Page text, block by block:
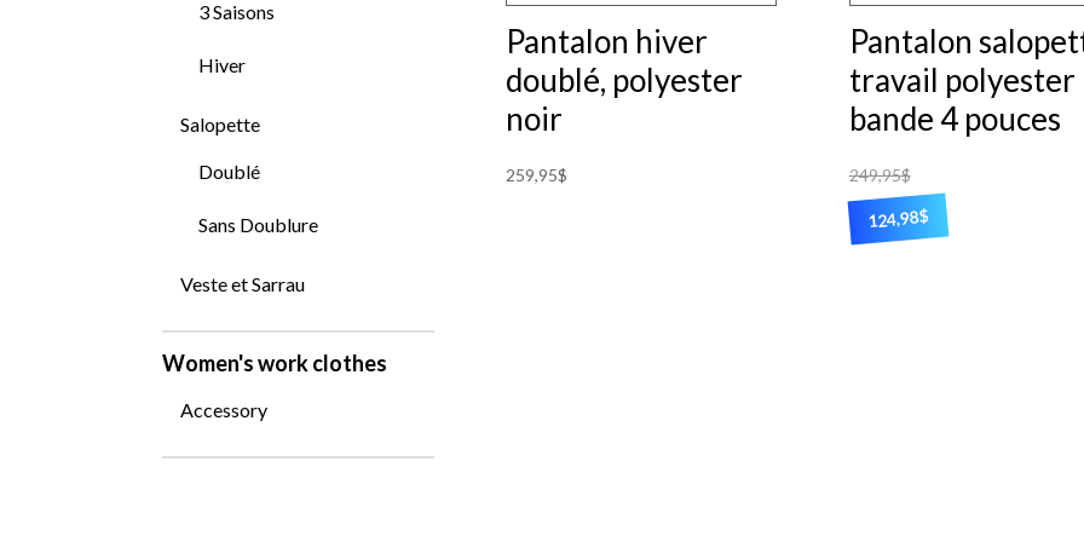
la
page
du
produit
sur
la
page
du
produit
Pantalon hiver
doublé, polyester
noir
259,95$
Pantalon
travail polyester
bande 4 pouces
249,95$
124,98$
3 Saisons
Hiver
Salopette
Doublé
Sans Doublure
Veste et Sarrau
Women's work clothes
Accessory